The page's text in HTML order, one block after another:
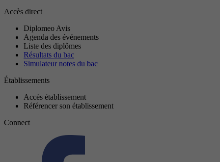
Accès direct
Diplomeo Avis
Agenda des événements
Liste des diplômes
Résultats du bac
Simulateur notes du bac
Établissements
Accès établissement
Référencer son établissement
Connect